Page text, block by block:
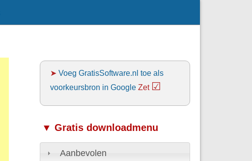
➤Voeg GratisSoftware.nl toe als
voorkeursbron in Google Zet ☑
▼ Gratis downloadmenu
Aanbevolen